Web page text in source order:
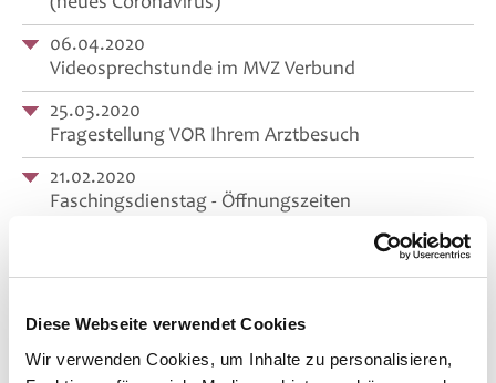
Diese Webseite verwendet Cookies
Wir verwenden Cookies, um Inhalte zu personalisieren,
06.04.2020
Videosprechstunde im MVZ Verbund
25.03.2020
Fragestellung VOR Ihrem Arztbesuch
21.02.2020
Faschingsdienstag - Öffnungszeiten
Traditionelle Chinesische Medizin
02.09.2019